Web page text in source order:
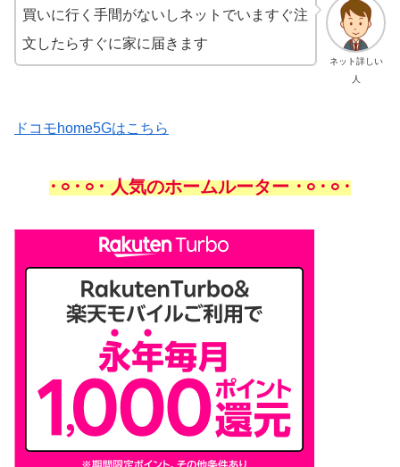
ネット詳しい
人
買いに行く手間がないしネットでいますぐ注
文したらすぐに家に届きます
ドコモhome5Gはこちら
𐄁𐄙𐄁𐄙𐄁 人気のホームルーター 𐄁𐄙𐄁𐄙𐄁